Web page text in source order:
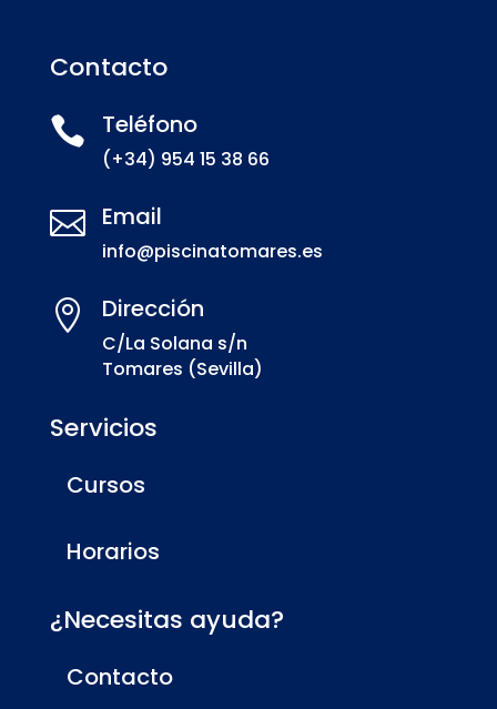
Contacto
 Teléfono
(+34) 954 15 38 66
 Email
info@piscinatomares.es
 Dirección
C/La Solana s/n
Tomares (Sevilla)
Servicios
Cursos
Horarios
¿Necesitas ayuda?
Contacto